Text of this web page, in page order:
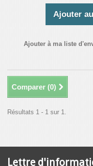
Ajouter
Ajouter à ma liste
Comparer (0)
Résultats 1 - 1 sur 1.
Lettre